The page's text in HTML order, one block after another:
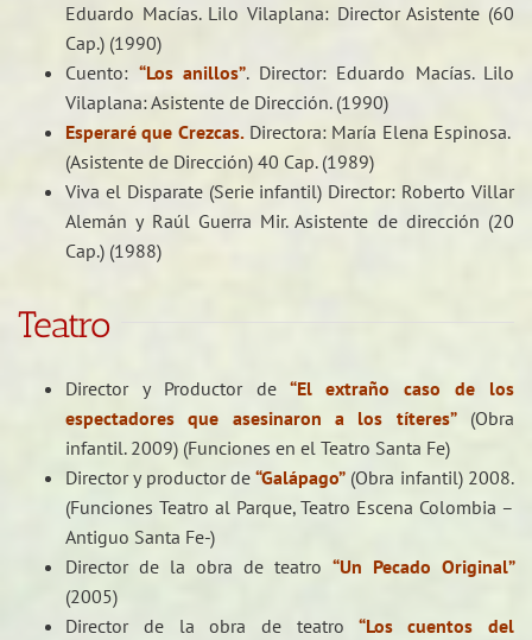
Eduardo Macías. Lilo Vilaplana: Director Asistente (60
Cap.) (1990)
Cuento: “Los anillos”. Director: Eduardo Macías. Lilo
Vilaplana: Asistente de Dirección. (1990)
Esperaré que Crezcas.Directora: María Elena Espinosa.
(Asistente de Dirección) 40 Cap. (1989)
Viva el Disparate (Serie infantil) Director: Roberto Villar
Alemán y Raúl Guerra Mir. Asistente de dirección (20
Cap.) (1988)
Teatro
Director y Productor de“El extraño caso de los
espectadores que asesinaron a los títeres”(Obra
infantil. 2009) (Funciones en el Teatro Santa Fe)
Director y productor de“Galápago” (Obra infantil) 2008.
(Funciones Teatro al Parque, Teatro Escena Colombia –
Antiguo Santa Fe-)
Director de la obra de teatro “Un Pecado Original”
(2005)
Director de la obra de teatro “Los cuentos del